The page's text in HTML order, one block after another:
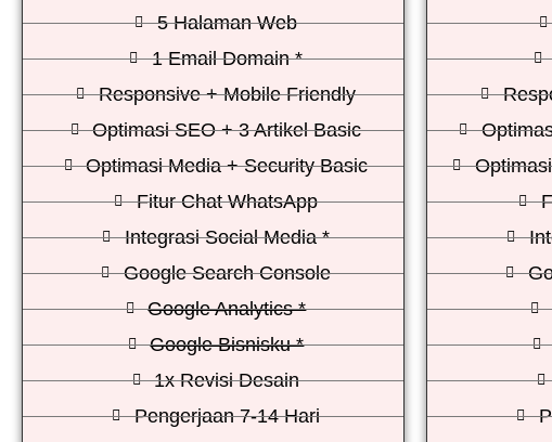
5 Halaman Web
1 Email Domain *
Responsive + Mobile Friendly
Optimasi SEO + 3 Artikel Basic
Optimasi Media + Security Basic
Fitur Chat WhatsApp
Integrasi Social Media *
Google Search Console
Google Analytics *
Google Bisnisku *
1x Revisi Desain
Pengerjaan 7-14 Hari